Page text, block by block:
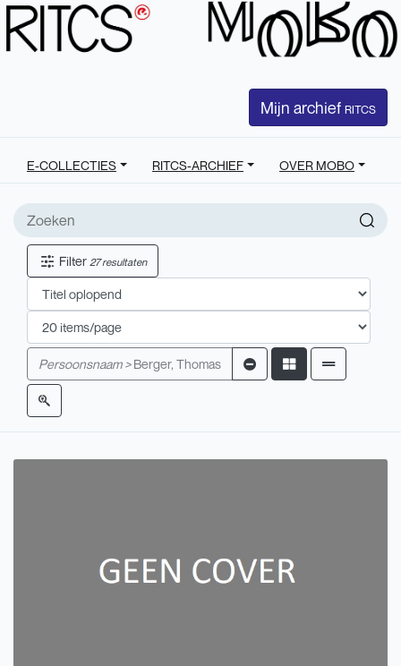
Mijn archief RITCS
E-COLLECTIES RITCS-ARCHIEF OVER MOBO
Filter 27 resultaten
Persoonsnaam > Berger, Thomas